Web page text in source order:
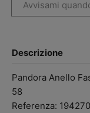
Descrizione
Pandora Anello
58
Referenza: